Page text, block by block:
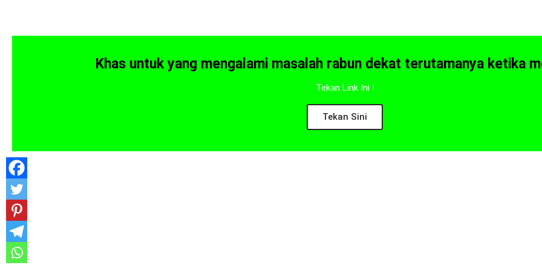
Khas untuk yang mengalami masalah rabun dekat terutamanya ketika
Tekan Link Ini !
Tekan Sini